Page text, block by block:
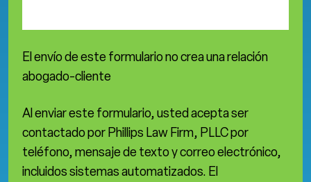
El envío de este formulario no crea una relación
abogado-cliente
Al enviar este formulario, usted acepta ser
contactado por Phillips Law Firm, PLLC por
teléfono, mensaje de texto y correo electrónico,
incluidos sistemas automatizados. El